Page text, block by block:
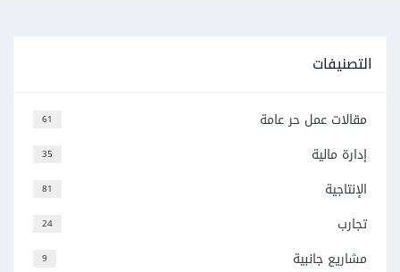
التصنيفات
61 مقالات عمل حر عامة
35 إدارة مالية
81 الإنتاجية
24 تجارب
9 مشاريع جانبية